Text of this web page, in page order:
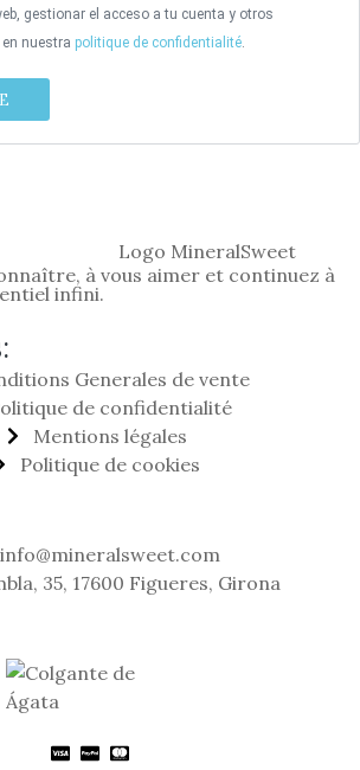
gestionar el acceso a tu cuenta y otros
nuestra politique de confidentialité.
à vous aimer et continuez à
infini.
Generales de vente
de confidentialité
Mentions légales
Politique de cookies
info@mineralsweet.com
35, 17600 Figueres, Girona